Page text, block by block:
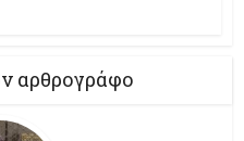
αρθρογράφο